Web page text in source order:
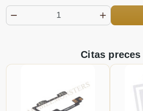
Citas preces